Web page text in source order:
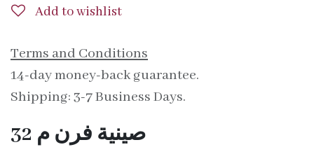
Add to wishlist
Terms and Conditions
14-day money-back guarantee.
Shipping: 3-7 Business Days.
صينية فرن م 32